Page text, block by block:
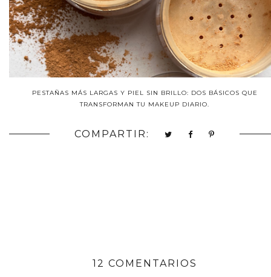
PESTAÑAS MÁS LARGAS Y PIEL SIN BRILLO: DOS BÁSICOS QUE
TRANSFORMAN TU MAKEUP DIARIO.
COMPARTIR:
12 COMENTARIOS